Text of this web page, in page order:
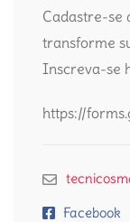
Cadastre-se
transforme
Inscreva-se
https://
Facebook